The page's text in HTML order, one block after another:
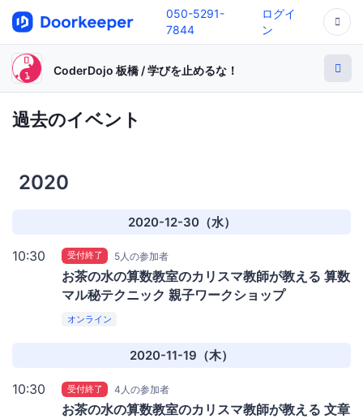
050-5291-
7844
ログイ
ン
CoderDojo 板橋 / 学びを止めるな！
過去のイベント
2020
2020-12-30（水）
10:30 受付終了 5人の参加者
お茶の水の算数教室のカリスマ教師が教える 算数
マル秘テクニック 親子ワークショップ
オンライン
2020-11-19（木）
10:30 受付終了 4人の参加者
お茶の水の算数教室のカリスマ教師が教える 文章